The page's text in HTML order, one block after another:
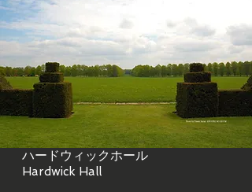
ハードウィックホール
Hardwick Hall